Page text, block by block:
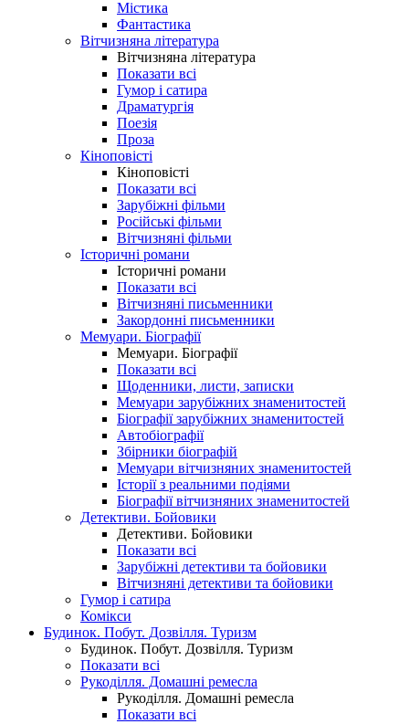
Містика
Фантастика
Вітчизняна література
Вітчизняна література
Показати всі
Гумор і сатира
Драматургія
Поезія
Проза
Кіноповісті
Кіноповісті
Показати всі
Зарубіжні фільми
Російські фільми
Вітчизняні фільми
Історичні романи
Історичні романи
Показати всі
Вітчизняні письменники
Закордонні письменники
Мемуари. Біографії
Мемуари. Біографії
Показати всі
Щоденники, листи, записки
Мемуари зарубіжних знаменитостей
Біографії зарубіжних знаменитостей
Автобіографії
Збірники біографій
Мемуари вітчизняних знаменитостей
Історії з реальними подіями
Біографії вітчизняних знаменитостей
Детективи. Бойовики
Детективи. Бойовики
Показати всі
Зарубіжні детективи та бойовики
Вітчизняні детективи та бойовики
Гумор і сатира
Комікси
Будинок. Побут. Дозвілля. Туризм
Будинок. Побут. Дозвілля. Туризм
Показати всі
Рукоділля. Домашні ремесла
Рукоділля. Домашні ремесла
Показати всі